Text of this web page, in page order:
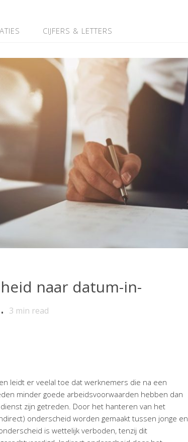
CIJFERS & LETTERS
naar datum-in-
3 min read
leidt er veelal toe dat werknemers die na een
minder goede arbeidsvoorwaarden hebben dan
zijn getreden. Door het hanteren van het
onderscheid worden gemaakt tussen jonge en
is wettelijk verboden, tenzij dit